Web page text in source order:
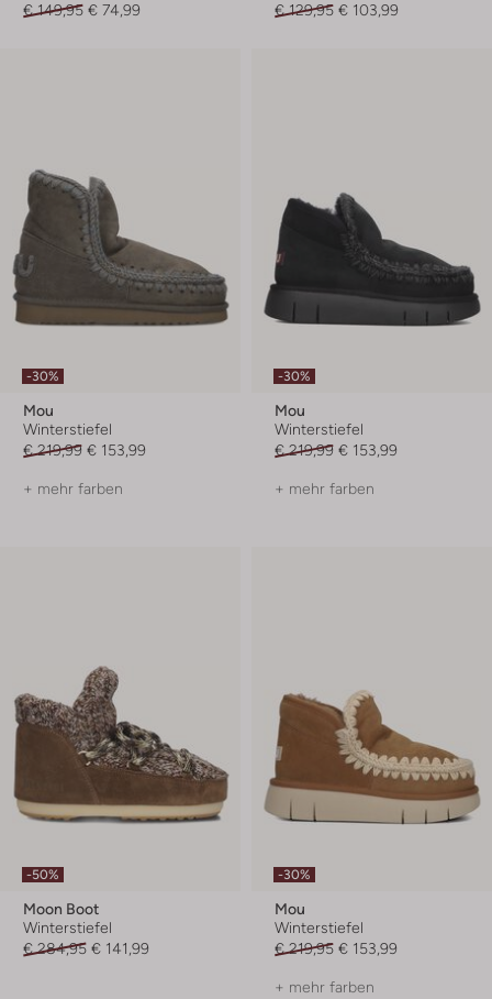
€ 149,95 € 74,99
€ 129,95 € 103,99
-30%
Mou
Winterstiefel
€ 219,99 € 153,99
+ mehr farben
-30%
Mou
Winterstiefel
€ 219,99 € 153,99
+ mehr farben
-50%
Moon Boot
Winterstiefel
€ 284,95 € 141,99
-30%
Mou
Winterstiefel
€ 219,95 € 153,99
+ mehr farben